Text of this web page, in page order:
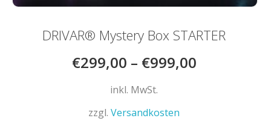
DRIVAR® Mystery Box STARTER
€299,00 – €999,00
inkl. MwSt.
zzgl.Versandkosten